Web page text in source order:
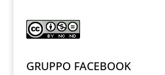
GRUPPO FACEBOOK